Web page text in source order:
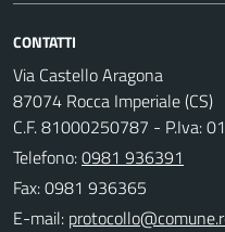
CONTATTI
Via Castello Aragona
87074 Rocca Imperiale (CS)
C.F. 81000250787 - P.Iva:
Telefono:0981 936391
Fax: 0981 936365
E-mail: